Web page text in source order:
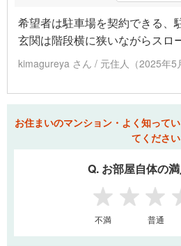
希望者は駐車場を契約できる、
玄関は階段横に狭いながらスロ
kimagureya さん / 元住人（2025年5
お住まいのマンション・よく知って
てください
Q. お部屋自体の
1 2 3
不満 普通